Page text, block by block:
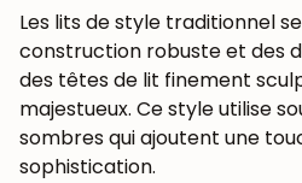
Les lits de style traditionnel
construction robuste et des
des têtes de lit finement
majestueux. Ce style utilise
sombres qui ajoutent une
sophistication.